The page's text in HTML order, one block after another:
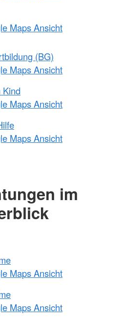
Maps Ansicht
(BG)
Maps Ansicht
Kind
Maps Ansicht
Maps Ansicht
im
Maps Ansicht
Maps Ansicht